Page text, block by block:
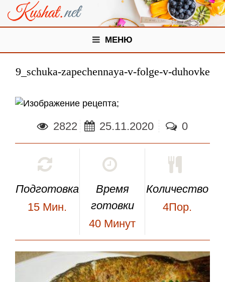
МЕНЮ
9_schuka-zapechennaya-v-folge-v-duhovke
;
2822 25.11.2020 0
Подготовка
15 Мин.
Время
готовки
40 Минут
Количество
4Пор.